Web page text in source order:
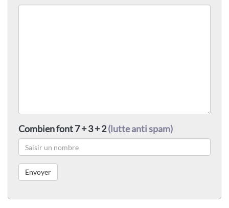
Combien font 7 + 3 + 2(lutte anti spam)